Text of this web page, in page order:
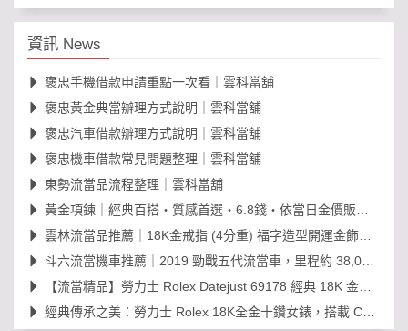
資訊 News
褒忠手機借款申請重點一次看｜雲科當舖
褒忠黃金典當辦理方式說明｜雲科當舖
褒忠汽車借款辦理方式說明｜雲科當舖
褒忠機車借款常見問題整理｜雲科當舖
東勢流當品流程整理｜雲科當舖
黃金項鍊｜經典百搭・質感首選・6.8錢・依當日金價販售，免工錢更划算
雲林流當品推薦｜18K金戒指 (4分重) 福字造型開運金飾，日常百搭超值選！
斗六流當機車推薦｜2019 勁戰五代流當車，里程約 38,000km，可現場賞車議價
【流當精品】勞力士 Rolex Datejust 69178 經典 18K 金鑽石女錶｜原裝 203
經典傳承之美：勞力士 Rolex 18K全金十鑽女錶，搭載 Cal. 2030 機芯的黃金年代